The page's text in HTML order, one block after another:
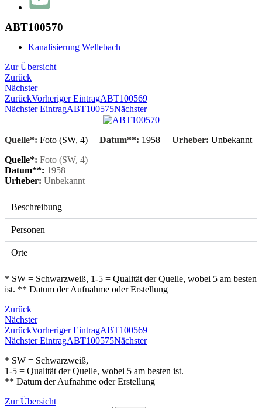
ABT100570
Kanalisierung Wellebach
Zur Übersicht
Zurück
Nächster
ZurückVorheriger EintragABT100569
Nächster EintragABT100575Nächster
Quelle*: Foto (SW, 4) Datum**: 1958 Urheber: Unbekannt
Quelle*: Foto (SW, 4)
Datum**: 1958
Urheber: Unbekannt
Beschreibung
Personen
Orte
* SW = Schwarzweiß, 1-5 = Qualität der Quelle, wobei 5 am besten
ist. ** Datum der Aufnahme oder Erstellung
Zurück
Nächster
ZurückVorheriger EintragABT100569
Nächster EintragABT100575Nächster
* SW = Schwarzweiß,
1-5 = Qualität der Quelle, wobei 5 am besten ist.
** Datum der Aufnahme oder Erstellung
Zur Übersicht